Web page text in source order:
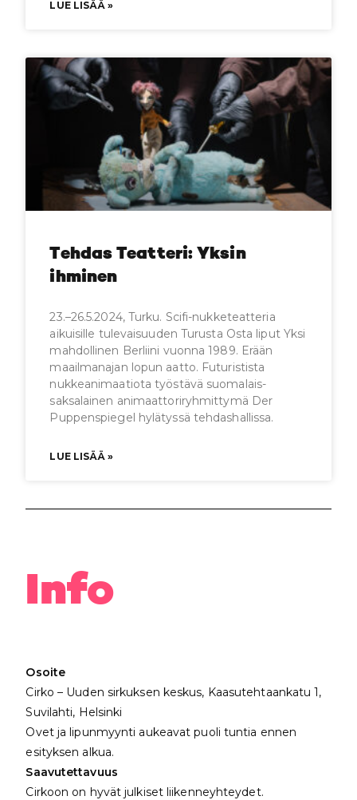
LUE LISÄÄ »
Tehdas Teatteri: Yksin
ihminen
23.–26.5.2024, Turku. Scifi-nukketeatteria
aikuisille tulevaisuuden Turusta Osta liput Yksi
mahdollinen Berliini vuonna 1989. Erään
maailmanajan lopun aatto. Futuristista
nukkeanimaatiota työstävä suomalais-
saksalainen animaattoriryhmittymä Der
Puppenspiegel hylätyssä tehdashallissa.
LUE LISÄÄ »
Info
Osoite
Cirko – Uuden sirkuksen keskus, Kaasutehtaankatu 1,
Suvilahti, Helsinki
Ovet ja lipunmyynti aukeavat puoli tuntia ennen
esityksen alkua.
Saavutettavuus
Cirkoon on hyvät julkiset liikenneyhteydet.